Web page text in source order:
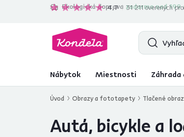
Ekologická doprava zadarmo nad 199
4,7 31 211overených
Nábytok Miestnosti Záhrada
Úvod Obrazy a fototapety Tlačené
Autá, bicykle a